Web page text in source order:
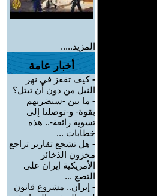
المزيد.....
أخبار عامة
-كيف تقفز في نهر
النيل من دون أن تبتل؟
- ما بين -سنضربهم
بقوة- و-توصلنا إلى
تسوية رائعة-.. هذه
خطابات ...
- هل تشجع تقارير تراجع
مخزون الذخائر
الأمريكية إيران على
التصع ...
- إيران.. مشروع قانون